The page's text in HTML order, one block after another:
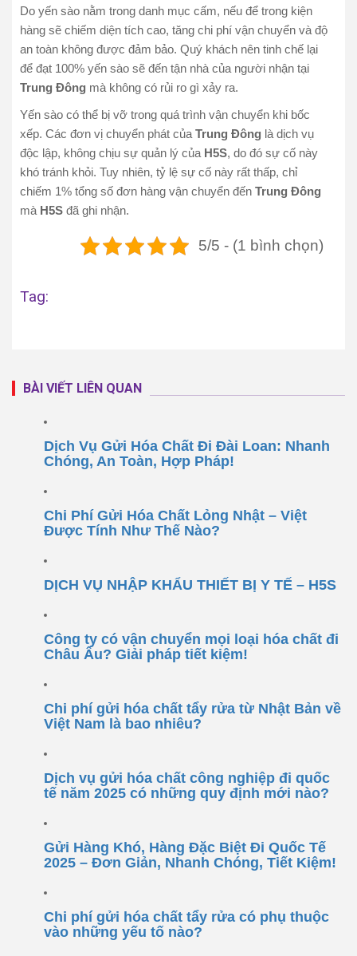
Do yến sào nằm trong danh mục cấm, nếu để trong kiện
hàng sẽ chiếm diện tích cao, tăng chi phí vận chuyển và độ
an toàn không được đảm bảo. Quý khách nên tinh chế lại
để đạt 100% yến sào sẽ đến tận nhà của người nhận tại
Trung Đông mà không có rủi ro gì xảy ra.
Yến sào có thể bị vỡ trong quá trình vận chuyển khi bốc
xếp. Các đơn vị chuyển phát của Trung Đông là dịch vụ
độc lập, không chịu sự quản lý của H5S, do đó sự cố này
khó tránh khỏi. Tuy nhiên, tỷ lệ sự cố này rất thấp, chỉ
chiếm 1% tổng số đơn hàng vận chuyển đến Trung Đông
mà H5S đã ghi nhận.
5/5 - (1 bình chọn)
Tag:
BÀI VIẾT LIÊN QUAN
Dịch Vụ Gửi Hóa Chất Đi Đài Loan: Nhanh
Chóng, An Toàn, Hợp Pháp!
Chi Phí Gửi Hóa Chất Lỏng Nhật – Việt
Được Tính Như Thế Nào?
DỊCH VỤ NHẬP KHẨU THIẾT BỊ Y TẾ – H5S
Công ty có vận chuyển mọi loại hóa chất đi
Châu Âu? Giải pháp tiết kiệm!
Chi phí gửi hóa chất tẩy rửa từ Nhật Bản về
Việt Nam là bao nhiêu?
Dịch vụ gửi hóa chất công nghiệp đi quốc
tế năm 2025 có những quy định mới nào?
Gửi Hàng Khó, Hàng Đặc Biệt Đi Quốc Tế
2025 – Đơn Giản, Nhanh Chóng, Tiết Kiệm!
Chi phí gửi hóa chất tẩy rửa có phụ thuộc
vào những yếu tố nào?